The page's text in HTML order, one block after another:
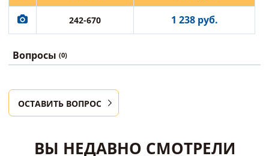
242-670 1 238 руб.
Вопросы (0)
ОСТАВИТЬ ВОПРОС
ВЫ НЕДАВНО СМОТРЕЛИ